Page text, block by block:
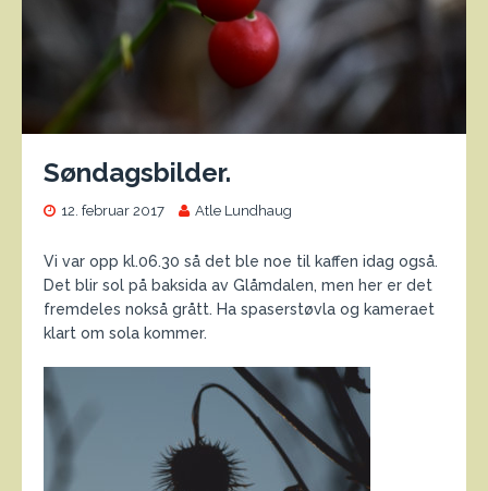
Søndagsbilder.
12. februar 2017 Atle Lundhaug
Vi var opp kl.06.30 så det ble noe til kaffen idag også.
Det blir sol på baksida av Glåmdalen, men her er det
fremdeles nokså grått. Ha spaserstøvla og kameraet
klart om sola kommer.